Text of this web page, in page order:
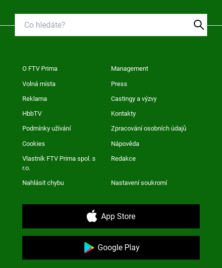
O FTV Prima Management
Volná místa Press
Reklama Castingy a výzvy
HbbTV Kontakty
Podmínky užívání Zpracování osobních údajů
Cookies Nápověda
Vlastník FTV Prima spol. s
r.o.
Redakce
Nahlásit chybu Nastavení soukromí
App Store
Google Play